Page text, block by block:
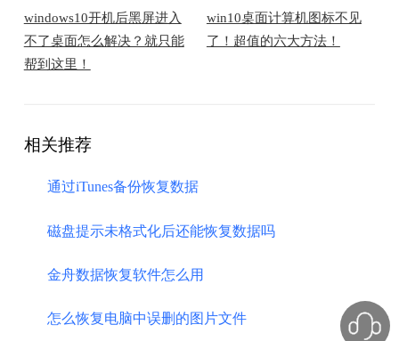
​windows10开机后黑屏进入
不了桌面怎么解决？就只能
帮到这里！
​win10桌面计算机图标不见
了！超值的六大方法！
相关推荐
通过iTunes备份恢复数据
磁盘提示未格式化后还能恢复数据吗
金舟数据恢复软件怎么用
怎么恢复电脑中误删的图片文件